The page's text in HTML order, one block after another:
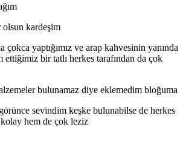
olsun kardeşim
çokca yaptığımız ve arap kahvesinin yanında
bir tatlı herkes tarafından da çok
bulunamaz diye eklemedim bloğuma
sevindim keşke bulunabilse de herkes
hem de çok leziz